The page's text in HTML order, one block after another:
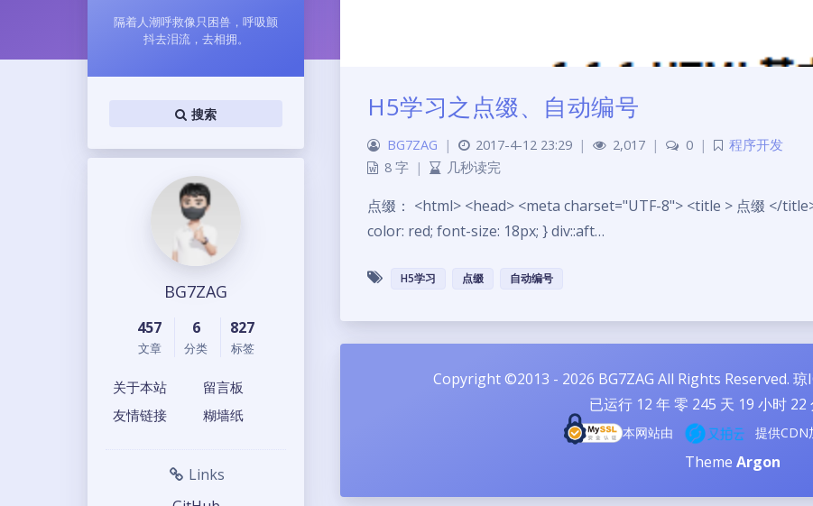
隔着人潮呼救像只困兽，呼吸颤
抖去泪流，去相拥。
搜索
BG7ZAG
457
文章
6
分类
827
标签
关于本站
留言板
友情链接
糊墙纸
Links
H5学习之点缀、自动编号
BG7ZAG | 2017-4-12 23:29 | 2,017 | 0 |
程序开发
8 字 | 几秒读完
点缀： <html> <head> <meta charset="UTF-8"> <title > 点缀 </
color: red; font-size: 18px; } div::aft…
H5学习 点缀 自动编号
Copyright ©2013 - 2026 BG7ZAG All Rights Reserved. 琼
已运行 12 年 零 245 天 19 小时 22
本网站由 提供CDN
Theme Argon